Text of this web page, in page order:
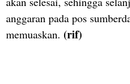
anggaran pada pos
memuaskan. (rif)